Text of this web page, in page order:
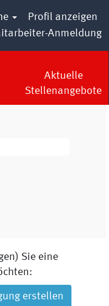
Profil anzeigen
Anmeldung
Aktuelle
Stellenangebote
Sie eine
erstellen